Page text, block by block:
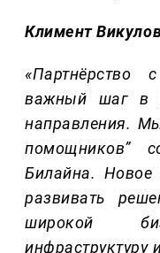
Климент
важный шаг в
направления.
помощников”
Билайна. Новое
развивать
широкой
инфраструктуру